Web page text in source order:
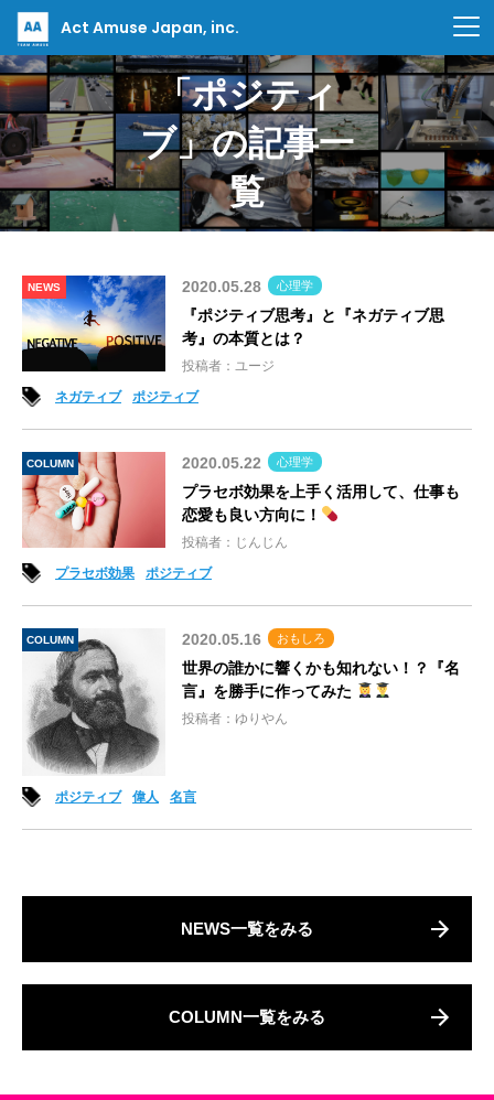
Act Amuse Japan, inc.
「ポジティ
ブ」の記事一
覧
NEWS 2020.05.28 心理学
『ポジティブ思考』と『ネガティブ思
考』の本質とは？
投稿者：ユージ
ネガティブ
ポジティブ
COLUMN 2020.05.22 心理学
プラセボ効果を上手く活用して、仕事も
恋愛も良い方向に！
投稿者：じんじん
プラセボ効果
ポジティブ
COLUMN 2020.05.16 おもしろ
世界の誰かに響くかも知れない！？『名
言』を勝手に作ってみた
投稿者：ゆりやん
ポジティブ 偉人 名言
NEWS一覧をみる
COLUMN一覧をみる